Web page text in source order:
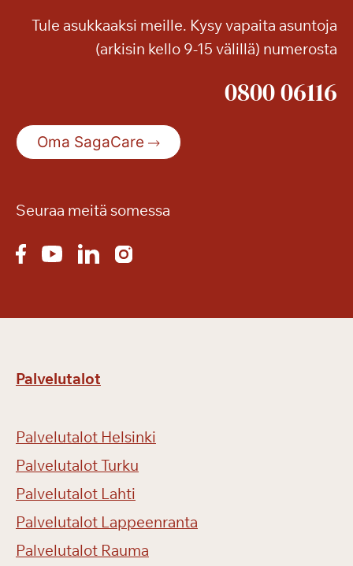
Tule asukkaaksi meille. Kysy vapaita asuntoja
(arkisin kello 9-15 välillä) numerosta
0800 06116
Oma SagaCare
Seuraa meitä somessa
Palvelutalot
Palvelutalot Helsinki
Palvelutalot Turku
Palvelutalot Lahti
Palvelutalot Lappeenranta
Palvelutalot Rauma